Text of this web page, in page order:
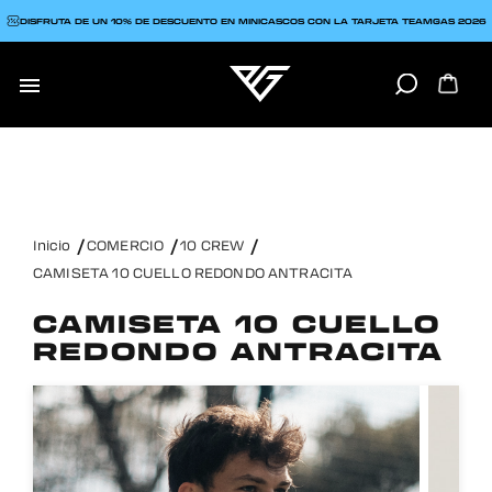

DISFRUTA DE UN 10% DE DESCUENTO EN MINICASCOS CON LA TARJETA TEAMGAS 2026
Inicio COMERCIO
10 CREW
CAMISETA 10 CUELLO REDONDO ANTRACITA
CAMISETA 10 CUELLO
REDONDO ANTRACITA